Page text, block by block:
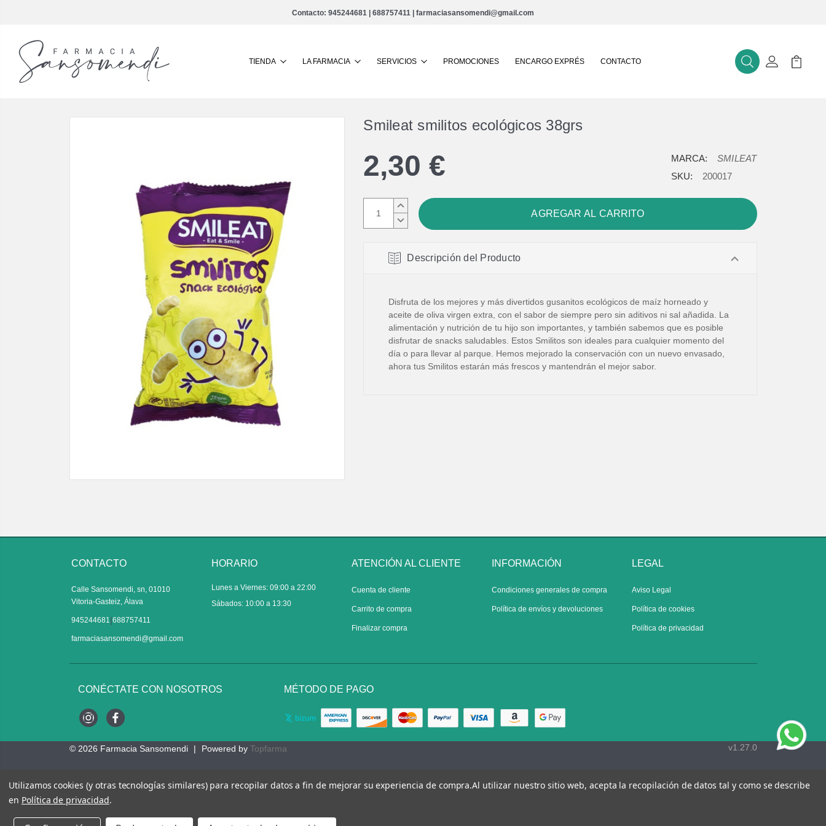
Contacto: 945244681 | 688757411 | farmaciasansomendi@gmail.com
TIENDA LA FARMACIA SERVICIOS PROMOCIONES ENCARGO EXPRÉS CONTACTO BuscarMi Cuenta
Mi
Smileat smilitos ecológicos 38grs
2,30 €
AUMENTAR
CANTIDAD:
DISMINUIR
CANTIDAD:
MARCA:
SMILEAT
SKU:
200017
Descripción del Producto
Disfruta de los mejores y más divertidos gusanitos ecológicos de maíz horneado y
aceite de oliva virgen extra, con el sabor de siempre pero sin aditivos ni sal añadida. La
alimentación y nutrición de tu hijo son importantes, y también sabemos que es posible
disfrutar de snacks saludables. Estos Smilitos son ideales para cualquier momento del
día o para llevar al parque. Hemos mejorado la conservación con un nuevo envasado,
ahora tus Smilitos estarán más frescos y mantendrán el mejor sabor.
CONTACTO
Calle Sansomendi, sn, 01010
Vitoria-Gasteiz, Álava
945244681|688757411
farmaciasansomendi@gmail.com
HORARIO
Lunes a Viernes: 09:00 a 22:00
Sábados: 10:00 a 13:30
ATENCIÓN AL CLIENTE
Cuenta de cliente
Carrito de compra
Finalizar compra
INFORMACIÓN
Condiciones generales de compra
Política de envíos y devoluciones
LEGAL
Aviso Legal
Política de cookies
Política de privacidad
CONÉCTATE CON NOSOTROS
InstagramFacebook
MÉTODO DE PAGO
© 2026 Farmacia Sansomendi | Powered by Topfarma v1.27.0
Utilizamos cookies (y otras tecnologías similares) para recopilar datos a fin de mejorar su experiencia de compra.Al utilizar nuestro sitio web, acepta la recopilación de datos tal y como se describe
en Política de privacidad.